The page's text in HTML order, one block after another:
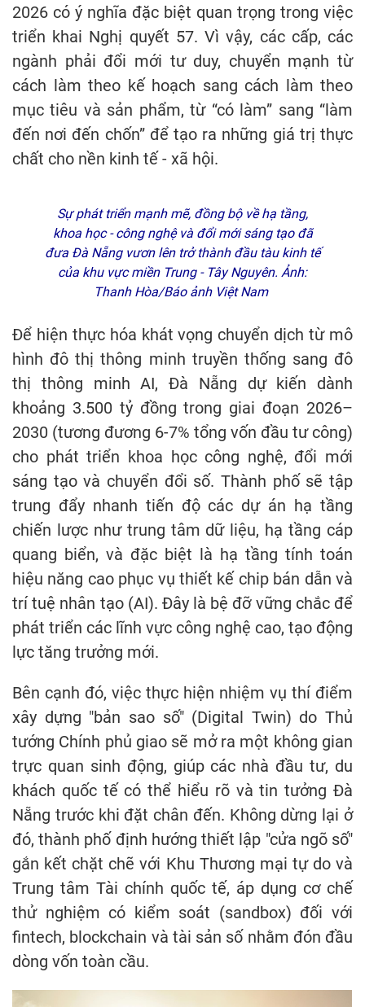
2026 có ý nghĩa đặc biệt quan trọng trong việc
triển khai Nghị quyết 57. Vì vậy, các cấp, các
ngành phải đổi mới tư duy, chuyển mạnh từ
cách làm theo kế hoạch sang cách làm theo
mục tiêu và sản phẩm, từ “có làm” sang “làm
đến nơi đến chốn” để tạo ra những giá trị thực
chất cho nền kinh tế - xã hội.
Sự phát triển mạnh mẽ, đồng bộ về hạ tầng,
khoa học - công nghệ và đổi mới sáng tạo đã
đưa Đà Nẵng vươn lên trở thành đầu tàu kinh tế
của khu vực miền Trung - Tây Nguyên. Ảnh:
Thanh Hòa/Báo ảnh Việt Nam
Để hiện thực hóa khát vọng chuyển dịch từ mô
hình đô thị thông minh truyền thống sang đô
thị thông minh AI, Đà Nẵng dự kiến dành
khoảng 3.500 tỷ đồng trong giai đoạn 2026–
2030 (tương đương 6-7% tổng vốn đầu tư công)
cho phát triển khoa học công nghệ, đổi mới
sáng tạo và chuyển đổi số. Thành phố sẽ tập
trung đẩy nhanh tiến độ các dự án hạ tầng
chiến lược như trung tâm dữ liệu, hạ tầng cáp
quang biển, và đặc biệt là hạ tầng tính toán
hiệu năng cao phục vụ thiết kế chip bán dẫn và
trí tuệ nhân tạo (AI). Đây là bệ đỡ vững chắc để
phát triển các lĩnh vực công nghệ cao, tạo động
lực tăng trưởng mới.
Bên cạnh đó, việc thực hiện nhiệm vụ thí điểm
xây dựng "bản sao số" (Digital Twin) do Thủ
tướng Chính phủ giao sẽ mở ra một không gian
trực quan sinh động, giúp các nhà đầu tư, du
khách quốc tế có thể hiểu rõ và tin tưởng Đà
Nẵng trước khi đặt chân đến. Không dừng lại ở
đó, thành phố định hướng thiết lập "cửa ngõ số"
gắn kết chặt chẽ với Khu Thương mại tự do và
Trung tâm Tài chính quốc tế, áp dụng cơ chế
thử nghiệm có kiểm soát (sandbox) đối với
fintech, blockchain và tài sản số nhằm đón đầu
dòng vốn toàn cầu.